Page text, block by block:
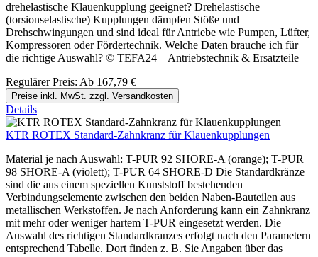
drehelastische Klauenkupplung geeignet? Drehelastische
(torsionselastische) Kupplungen dämpfen Stöße und
Drehschwingungen und sind ideal für Antriebe wie Pumpen, Lüfter,
Kompressoren oder Fördertechnik. Welche Daten brauche ich für
die richtige Auswahl? © TEFA24 – Antriebstechnik & Ersatzteile
Regulärer Preis: Ab 167,79 €
Preise inkl. MwSt. zzgl. Versandkosten
Details
KTR ROTEX Standard-Zahnkranz für Klauenkupplungen
Material je nach Auswahl: T-PUR 92 SHORE-A (orange); T-PUR
98 SHORE-A (violett); T-PUR 64 SHORE-D Die Standardkränze
sind die aus einem speziellen Kunststoff bestehenden
Verbindungselemente zwischen den beiden Naben-Bauteilen aus
metallischen Werkstoffen. Je nach Anforderung kann ein Zahnkranz
mit mehr oder weniger hartem T-PUR eingesetzt werden. Die
Auswahl des richtigen Standardkranzes erfolgt nach den Parametern
entsprechend Tabelle. Dort finden z. B. Sie Angaben über das